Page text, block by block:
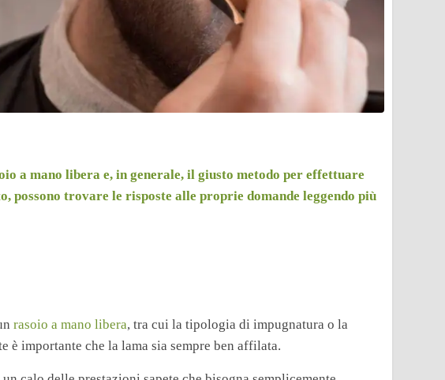
a mano libera e, in generale, il giusto metodo per effettuare
possono trovare le risposte alle proprie domande leggendo più
rasoio a mano libera, tra cui la tipologia di impugnatura o la
è importante che la lama sia sempre ben affilata.